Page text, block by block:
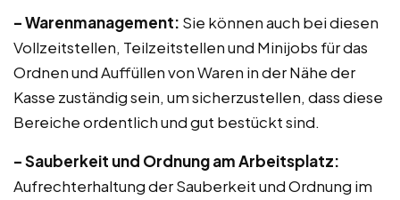
– Warenmanagement: Sie können auch bei diesen
Vollzeitstellen, Teilzeitstellen und Minijobs für das
Ordnen und Auffüllen von Waren in der Nähe der
Kasse zuständig sein, um sicherzustellen, dass diese
Bereiche ordentlich und gut bestückt sind.
– Sauberkeit und Ordnung am Arbeitsplatz:
Aufrechterhaltung der Sauberkeit und Ordnung im